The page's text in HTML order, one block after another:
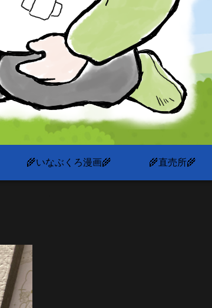
🌾いなぶくろ漫画🌾 🌾直売所🌾